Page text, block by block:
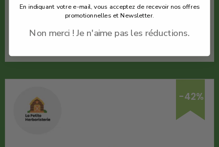
Voir le produit
-42%
En indiquant votre e-mail, vous acceptez de recevoir nos offres
promotionnelles et Newsletter.
Non merci ! Je n'aime pas les réductions.